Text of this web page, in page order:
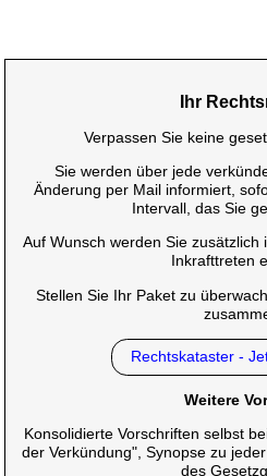
Ihr
Verpassen Sie keine
Sie werden über jede
Änderung per Mail informiert,
Intervall, das Sie
Auf Wunsch werden Sie
Inkrafttreten
Stellen Sie Ihr Paket zu
Rechtskataster -
Weitere
Konsolidierte Vorschriften selbst
der Verkündung", Synopse zu
des